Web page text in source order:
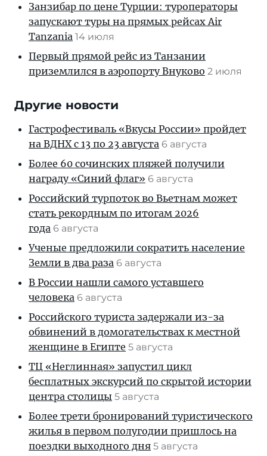
Занзибар по цене Турции: туроператоры
запускают туры на прямых рейсах Air
Tanzania 14 июля
Первый прямой рейс из Танзании
приземлился в аэропорту Внуково 2 июля
Другие новости
Гастрофестиваль «Вкусы России» пройдет
на ВДНХ с 13 по 23 августа 6 августа
Более 60 сочинских пляжей получили
награду «Синий флаг» 6 августа
Российский турпоток во Вьетнам может
стать рекордным по итогам 2026
года 6 августа
Ученые предложили сократить население
Земли в два раза 6 августа
В России нашли самого уставшего
человека 6 августа
Российского туриста задержали из-за
обвинений в домогательствах к местной
женщине в Египте 5 августа
ТЦ «Неглинная» запустил цикл
бесплатных экскурсий по скрытой истории
центра столицы 5 августа
Более трети бронирований туристического
жилья в первом полугодии пришлось на
поездки выходного дня 5 августа